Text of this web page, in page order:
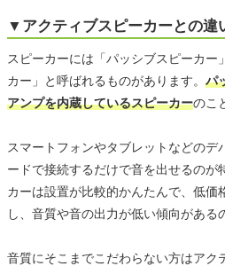
▼アクティブスピーカーとの違
スピーカーには「パッシブスピーカー
カー」と呼ばれるものがあります。 パ
アンプを内蔵しているスピーカーのこ
スマートフォンやタブレットなどのデ
ードで接続するだけで音を出せるのが
カーは設置が比較的かんたんで、低価
し、音質や音の出力が低い傾向がある
音質にそこまでこだわらない方はアク